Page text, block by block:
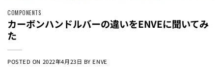
COMPONENTS
カーボンハンドルバーの違いをENVEに聞いてみ
た
POSTED ON 2022年4月23日 BY ENVE